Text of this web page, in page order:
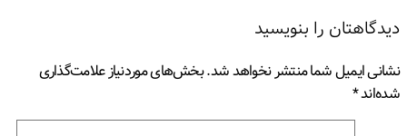
دیدگاهتان را بنویسید
نشانی ایمیل شما منتشر نخواهد شد.بخش‌های موردنیاز علامت‌گذاری
شده‌اند*